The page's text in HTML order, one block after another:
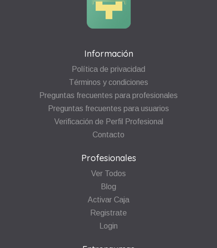
Información
Política de privacidad
Términos y condiciones
Preguntas frecuentes para profesionales
Preguntas frecuentes para usuarios
Verificación de Perfil Profesional
Contacto
Profesionales
Ver Todos
Blog
Activar Caja
Registrate
Login